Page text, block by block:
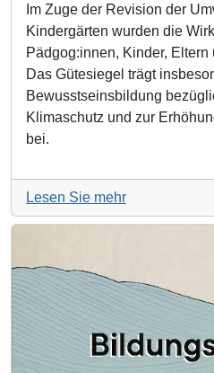
Im Zuge der Revision der
Kindergärten wurden die
Pädgog:innen, Kinder, Eltern
Das Gütesiegel trägt
Bewusstseinsbildung
Klimaschutz und zur
bei.
Lesen Sie mehr